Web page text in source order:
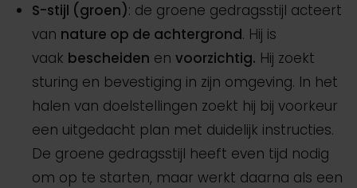
S-stijl (groen): de groene gedragsstijl acteert
van nature op de achtergrond. Hij is
vaak bescheiden en voorzichtig. Hij zoekt
sturing en bevestiging in zijn omgeving. In het
halen van doelstellingen zoekt hij bij voorkeur
een uitgedacht plan met duidelijk instructies.
De groene gedragsstijl heeft even tijd nodig
om op te starten, maar werkt daarna als een